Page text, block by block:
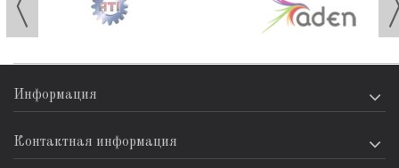
Информация
Контактная информация